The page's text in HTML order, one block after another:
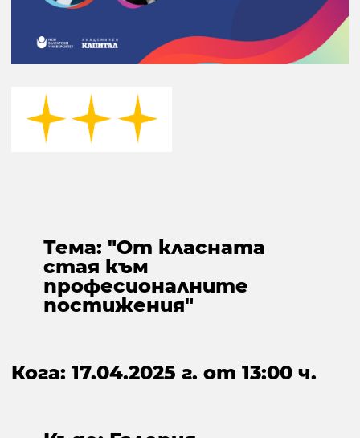
Тема: "От класната
стая към
професионалните
постижения"
Кога: 17.04.2025 г. от 13:00 ч.